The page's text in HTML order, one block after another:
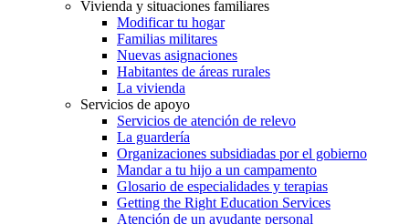
Vivienda y situaciones familiares
Modificar tu hogar
Familias militares
Nuevas asignaciones
Habitantes de áreas rurales
La vivienda
Servicios de apoyo
Servicios de atención de relevo
La guardería
Organizaciones subsidiadas por el gobierno
Mandar a tu hijo a un campamento
Glosario de especialidades y terapias
Getting the Right Education Services
Atención de un ayudante personal